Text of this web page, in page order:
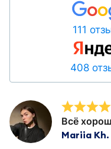
111
408
Всё
Mariia Kh.